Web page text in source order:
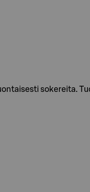
sokereita.